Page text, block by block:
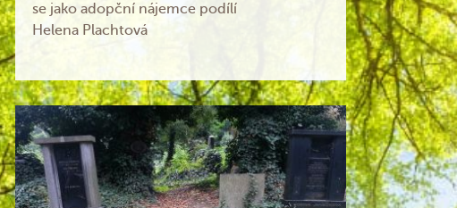
se jako adopční nájemce podílí
Helena Plachtová